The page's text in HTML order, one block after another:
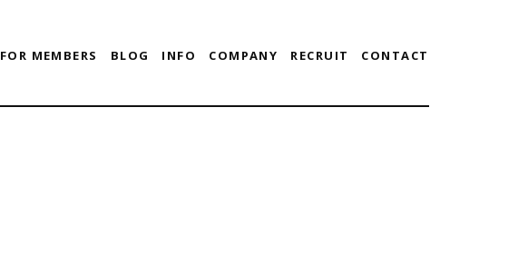
FOR MEMBERS BLOG INFO COMPANY RECRUIT CONTACT